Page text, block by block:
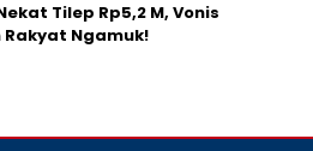
Tilep Rp5,2 M, Vonis
Rakyat Ngamuk!